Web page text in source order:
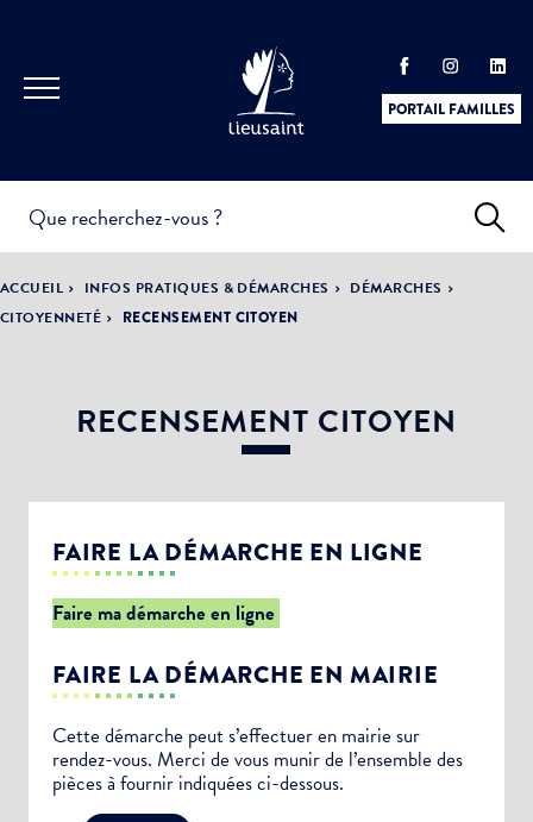
PORTAIL FAMILLES
PRATIQUES &
DÉMARCHES
ACTUALITÉS &
ÉVÈNEMENTS
LA VILLE
DÉMOCRATIE
PARTICIPATIVE
ACCUEIL INFOS PRATIQUES & DÉMARCHES
DÉMARCHES
CITOYENNETÉ
RECENSEMENT CITOYEN
RECENSEMENT CITOYEN
FAIRE LA DÉMARCHE EN LIGNE
Faire ma démarche en ligne
FAIRE LA DÉMARCHE EN MAIRIE
Cette démarche peut s’effectuer en mairie sur
rendez-vous. Merci de vous munir de l’ensemble des
pièces à fournir indiquées ci-dessous.